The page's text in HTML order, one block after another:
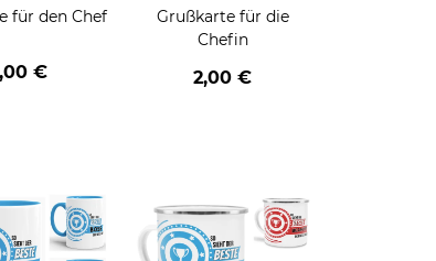
für den Chef
€
Grußkarte für die
Chefin
2,00 €